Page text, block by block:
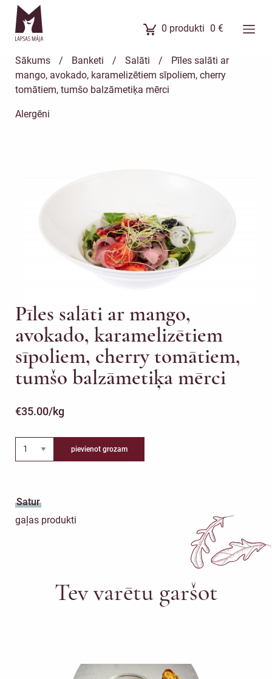
0 produkti 0 €
Ēdienkarte
Ēdienu komplekti
Sākums / Banketi / Salāti /
Pīles salāti ar
mango, avokado, karamelizētiem sīpoliem, cherry
tomātiem, tumšo balzāmetiķa mērci
Alergēni
Pīles salāti ar mango,
avokado, karamelizētiem
sīpoliem, cherry tomātiem,
tumšo balzāmetiķa mērci
€35.00/kg
pievienot grozam
Satur
gaļas produkti
Tev varētu garšot